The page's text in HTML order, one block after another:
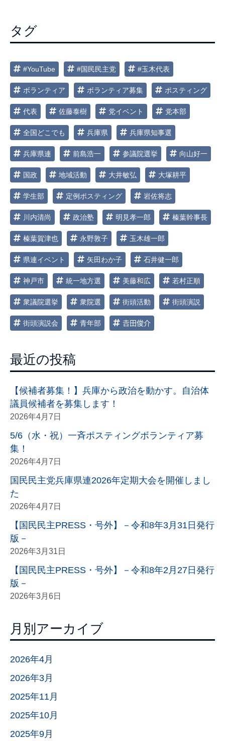
ョ
ン
タグ
#YouTube #国民民主党 #玉木代表
ボランティア ボランティア募集 ポスティング
代表 佐藤泰樹 党イベント 党本部
全国どこでも 兵庫県 兵庫県知事選
兵庫県連 前島浩一 参議院選挙 向山好一
国政 地域活動 大井敏弘 大塚耕平
学生部 定例ポスティング 岩佐将志
川内清尚 政治塾 明見孝一郎 榛葉幹事長
榛葉賀津也 永野敦子 玉木雄一郎
県連イベント 矢田わか子 石井健一郎
神戸市 統一地方選 美藤和広 若村正順
衆議院選挙 衆院選 街頭活動 街頭演説
街頭演説会 青年部 𠮷田俊介
最近の投稿
【候補者募集！】兵庫から政治を動かす。自治体
議員候補者を募集します！
2026年4月7日
5/6（水・祝）一斉ポスティングボランティア募
集！
2026年4月7日
国民民主党兵庫県連2026年定期大会を開催しまし
た
2026年4月7日
【国民民主PRESS・号外】－令和8年3月31日発行
版－
2026年3月31日
【国民民主PRESS・号外】－令和8年2月27日発行
版－
2026年3月6日
月別アーカイブ
2026年4月
2026年3月
2025年11月
2025年10月
2025年9月